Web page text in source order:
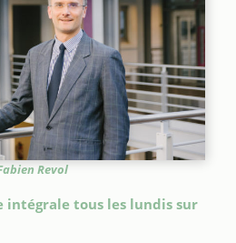
Revol
intégrale tous les lundis sur